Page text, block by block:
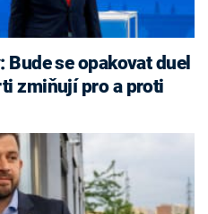
zmiňují pro a proti